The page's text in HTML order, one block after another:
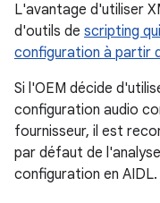
L'avantage d'utiliser
d'outils de scripting
configuration à partir
Si l'OEM décide
configuration audio
fournisseur, il est
par défaut de
configuration en AIDL.